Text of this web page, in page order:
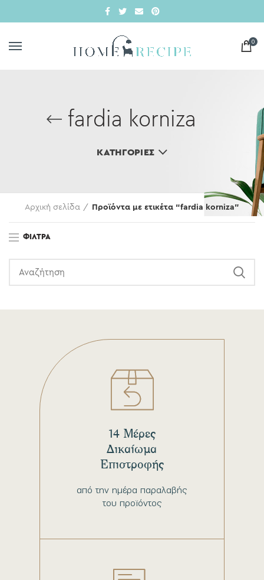
0
fardia korniza
ΚΑΤΗΓΟΡΊΕΣ
Αρχική σελίδα Προϊόντα με ετικέτα “fardia korniza”
ΦΊΛΤΡΑ
από την ημέρα παραλαβής
του προϊόντος
14 Μέρες
Δικαίωμα
Επιστροφής